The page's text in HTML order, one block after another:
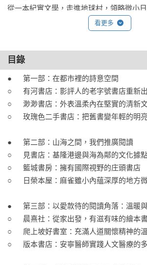
從一本紀實文學，走進地球村，領略微小
人安排的「禮物」，無一不在提醒安頓此
住一方天地，傾注自己微小的力量溫暖人間
閱讀，是最自由的旅行。
當書店成為都市風景，當閱讀成為生活之
店，帶回一本書，支持在地與獨特選書的
各個角落，每個人都能找到一家可以與城
書店。
我們相信──獨立書店將繼續創造精彩的故
讀，也喜歡探索，這本書就是你的旅伴。
角落，用開放的心邂逅一本好書、一間好書
◎專業團隊導讀，四大主題，趣味性與知
知名主播詹慶齡、攝影師余尚彬聯合專業
特視角，再次踏上臺灣書店巡禮。不同於
分，本書以四大主題推薦給讀者們按圖索
看更多
目錄
●	第一部：在都市裡的詩意空間
○	有河書店：影評人的老字號書店重新出發2.0版
○	渺渺書店：外表溫柔內在堅實的清新文學庫
○	玫瑰色二手書店：把舊書變年輕的明亮二手書店
●	第二部：山海之間，我們推廣閱讀
○	見書店：基隆港邊與海為鄰的文化據點
○	籃城書房：擁有國際視野的庄頭書店
○	日榮本屋：麻雀雖小內蘊深厚的地方微型書店
●	第三部：以愛款待的閱讀角落：溫暖與療癒身心的好所在
○	晨熹社：從家出發，有滋有味的繪本書店
○	爬上坡好書室：充滿人道關懷精神的溫馨「好書室」
○	版本書店：安寧醫師實踐人文醫療的多元平台